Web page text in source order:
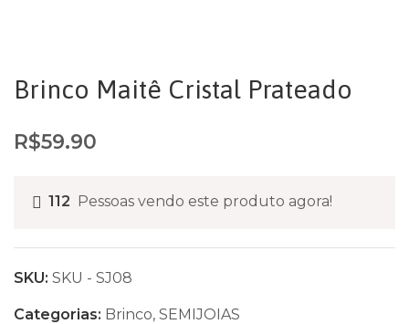
Brinco Maitê Cristal Prateado
R$59.90
112 Pessoas vendo este produto agora!
SKU: SKU - SJ08
Categorias: Brinco, SEMIJOIAS